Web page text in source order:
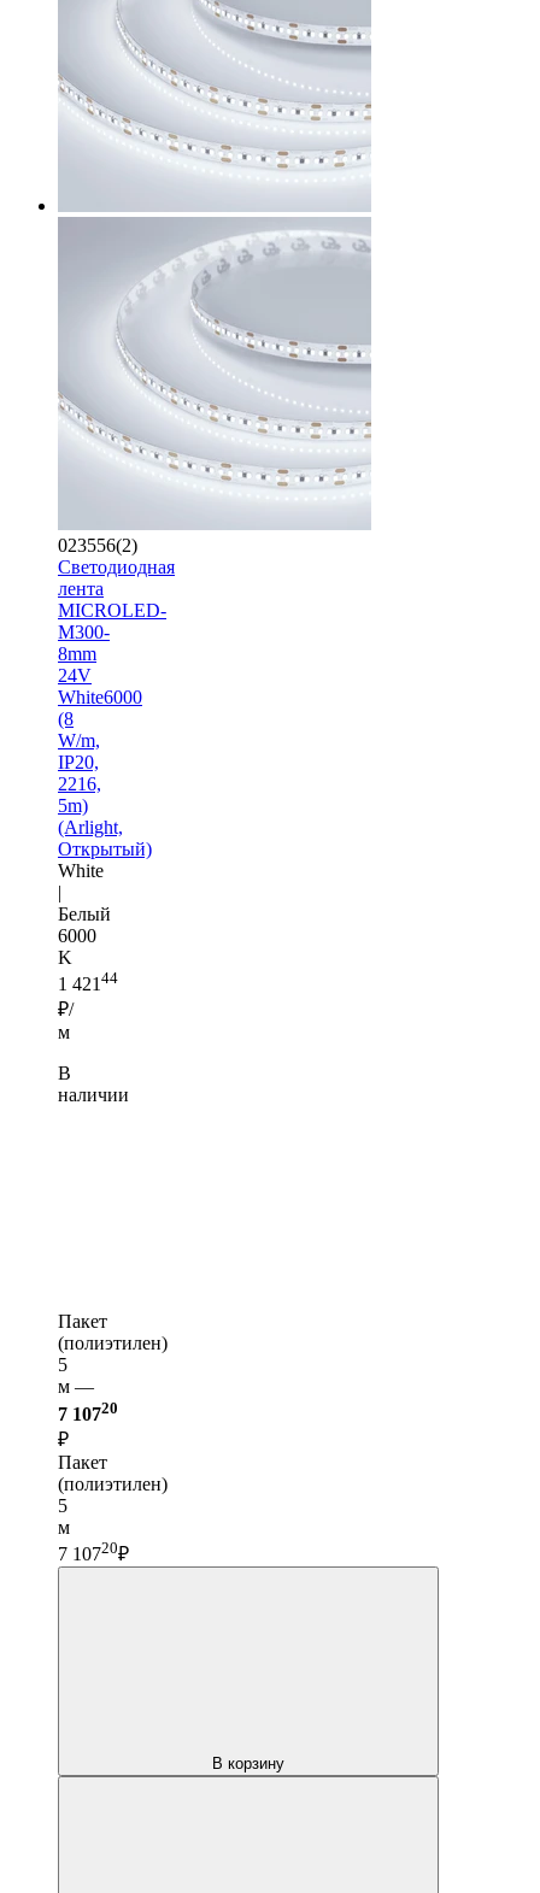
023556(2)
Светодиодная
лента
MICROLED-
M300-
8mm
24V
White6000
(8
W/m,
IP20,
2216,
5m)
(Arlight,
Открытый)
White
|
Белый
6000
K
1 421 44
₽/
м
В
наличии
Пакет
(полиэтилен)
5
м —
7 10720
₽
Пакет
(полиэтилен)
5
м
7 10720₽
В корзину